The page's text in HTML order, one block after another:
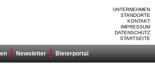
UNTERNEHMEN
STANDORTE
KONTAKT
IMPRESSUM
DATENSCHUTZ
STARTSEITE
Newsletter Bieterportal